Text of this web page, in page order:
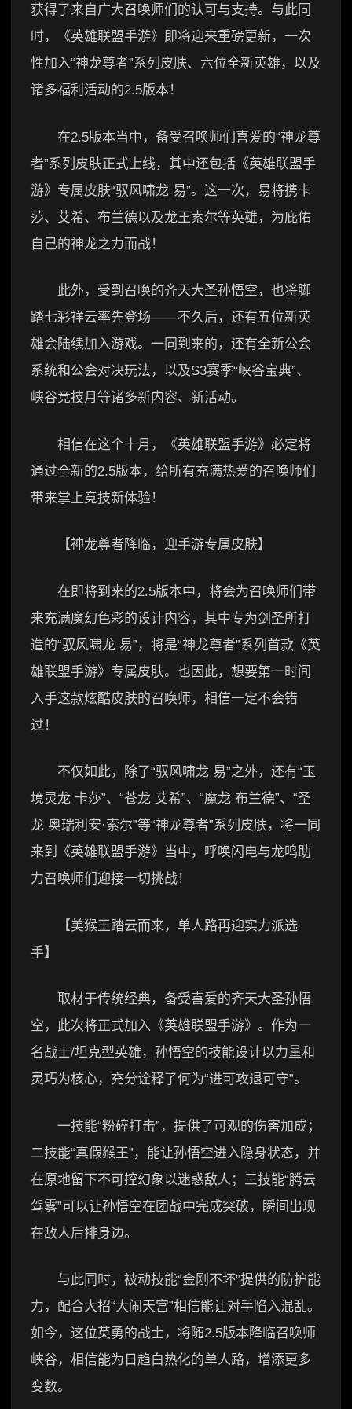
获得了来自广大召唤师们的认可与支持。与此同
时，《英雄联盟手游》即将迎来重磅更新，一次
性加入“神龙尊者”系列皮肤、六位全新英雄，以及
诸多福利活动的2.5版本！
在2.5版本当中，备受召唤师们喜爱的“神龙尊
者”系列皮肤正式上线，其中还包括《英雄联盟手
游》专属皮肤“驭风啸龙 易”。这一次，易将携卡
莎、艾希、布兰德以及龙王索尔等英雄，为庇佑
自己的神龙之力而战！
此外，受到召唤的齐天大圣孙悟空，也将脚
踏七彩祥云率先登场——不久后，还有五位新英
雄会陆续加入游戏。一同到来的，还有全新公会
系统和公会对决玩法，以及S3赛季“峡谷宝典”、
峡谷竞技月等诸多新内容、新活动。
相信在这个十月，《英雄联盟手游》必定将
通过全新的2.5版本，给所有充满热爱的召唤师们
带来掌上竞技新体验！
【神龙尊者降临，迎手游专属皮肤】
在即将到来的2.5版本中，将会为召唤师们带
来充满魔幻色彩的设计内容，其中专为剑圣所打
造的“驭风啸龙 易”，将是“神龙尊者”系列首款《英
雄联盟手游》专属皮肤。也因此，想要第一时间
入手这款炫酷皮肤的召唤师，相信一定不会错
过！
不仅如此，除了“驭风啸龙 易”之外，还有“玉
境灵龙 卡莎”、“苍龙 艾希”、“魔龙 布兰德”、“圣
龙 奥瑞利安·索尔”等“神龙尊者”系列皮肤，将一同
来到《英雄联盟手游》当中，呼唤闪电与龙鸣助
力召唤师们迎接一切挑战！
【美猴王踏云而来，单人路再迎实力派选
手】
取材于传统经典，备受喜爱的齐天大圣孙悟
空，此次将正式加入《英雄联盟手游》。作为一
名战士/坦克型英雄，孙悟空的技能设计以力量和
灵巧为核心，充分诠释了何为“进可攻退可守”。
一技能“粉碎打击”，提供了可观的伤害加成；
二技能“真假猴王”，能让孙悟空进入隐身状态，并
在原地留下不可控幻象以迷惑敌人；三技能“腾云
驾雾”可以让孙悟空在团战中完成突破，瞬间出现
在敌人后排身边。
与此同时，被动技能“金刚不坏”提供的防护能
力，配合大招“大闹天宫”相信能让对手陷入混乱。
如今，这位英勇的战士，将随2.5版本降临召唤师
峡谷，相信能为日趋白热化的单人路，增添更多
变数。